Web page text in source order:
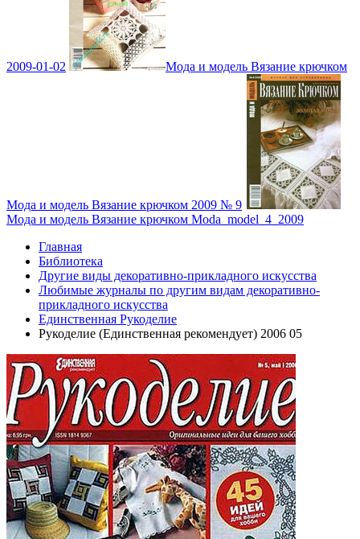
2009-01-02 Мода и модель Вязание крючком
Мода и модель Вязание крючком 2009 № 9
Мода и модель Вязание крючком Moda_model_4_2009
Главная
Библиотека
Другие виды декоративно-прикладного искусства
Любимые журналы по другим видам декоративно-
прикладного искусства
Единственная Рукоделие
Рукоделие (Единственная рекомендует) 2006 05